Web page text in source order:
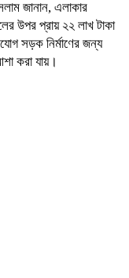
জানান, এলাকার
উপর প্রায় ২২ লাখ টাকা
সড়ক নির্মাণের জন্য
করা যায়।